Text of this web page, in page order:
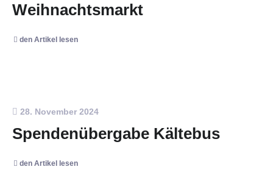
Weihnachtsmarkt
den Artikel lesen
28. November 2024
Spendenübergabe Kältebus
den Artikel lesen